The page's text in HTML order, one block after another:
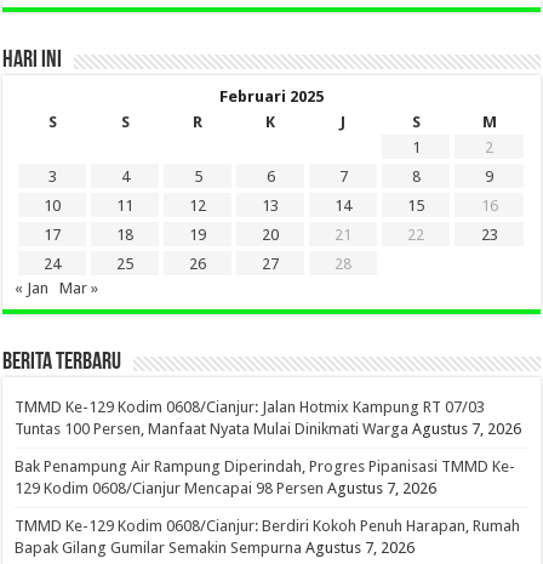
HARI INI
Februari 2025
S
S R K J S
M
1
2
3
4 5 6 7 8
9
10
11 12 13 14 15
16
17
18 19 20 21 22
23
24
25 26 27
28
« Jan
Mar »
BERITA TERBARU
TMMD Ke-129 Kodim 0608/Cianjur: Jalan Hotmix Kampung RT 07/03
Tuntas 100 Persen, Manfaat Nyata Mulai Dinikmati Warga Agustus 7, 2026
Bak Penampung Air Rampung Diperindah, Progres Pipanisasi TMMD Ke-
129 Kodim 0608/Cianjur Mencapai 98 Persen Agustus 7, 2026
TMMD Ke-129 Kodim 0608/Cianjur: Berdiri Kokoh Penuh Harapan, Rumah
Bapak Gilang Gumilar Semakin Sempurna Agustus 7, 2026